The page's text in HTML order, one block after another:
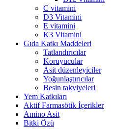
C vitamini
D3 Vitamini
E vitamini
K3 Vitamini
Gıda Katkı Maddeleri
Tatlandırıcılar
Koruyucular
Asit düzenleyiciler
Yoğunlaştırıcılar
Besin takviyeleri
Yem Katkıları
Aktif Farmasötik İçerikler
Amino Asit
Bitki Özü